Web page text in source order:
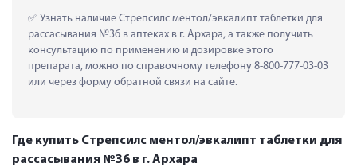
Узнать наличие Стрепсилс ментол/эвкалипт таблетки для
рассасывания №36 в аптеках в г. Архара, а также получить
консультацию по применению и дозировке этого
препарата, можно по справочному телефону 8-800-777-03-03
или через форму обратной связи на сайте.
Где купить Стрепсилс ментол/эвкалипт таблетки для
рассасывания №36 в г. Архара